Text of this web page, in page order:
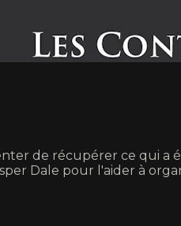
de récupérer ce qui a
Dale pour l'aider à